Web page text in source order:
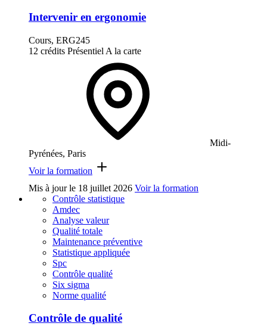
Intervenir en ergonomie
Cours, ERG245
12 crédits Présentiel A la carte
Midi-
Pyrénées, Paris
Voir la formation
Mis à jour le 18 juillet 2026 Voir la formation
Contrôle statistique
Amdec
Analyse valeur
Qualité totale
Maintenance préventive
Statistique appliquée
Spc
Contrôle qualité
Six sigma
Norme qualité
Contrôle de qualité